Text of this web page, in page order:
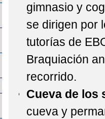
gimnasio y
se dirigen por
tutorías de
Braquiación
recorrido.
Cueva de los
cueva y